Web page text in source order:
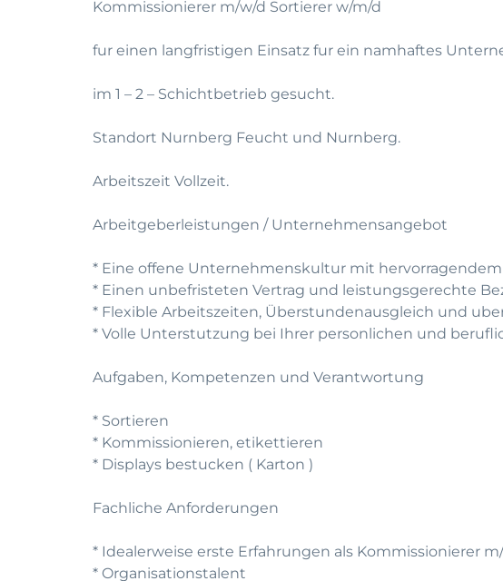
Kommissionierer m/w/d Sortierer w/m/d
fur einen langfristigen Einsatz fur ein namhaftes
im 1 – 2 – Schichtbetrieb gesucht.
Standort Nurnberg Feucht und Nurnberg.
Arbeitszeit Vollzeit.
Arbeitgeberleistungen / Unternehmensangebot
* Eine offene Unternehmenskultur mit
* Einen unbefristeten Vertrag und leistungsgerechte
* Flexible Arbeitszeiten, Überstundenausgleich und
* Volle Unterstutzung bei Ihrer personlichen und
Aufgaben, Kompetenzen und Verantwortung
* Sortieren
* Kommissionieren, etikettieren
* Displays bestucken ( Karton )
Fachliche Anforderungen
* Idealerweise erste Erfahrungen als Kommissionierer
* Organisationstalent